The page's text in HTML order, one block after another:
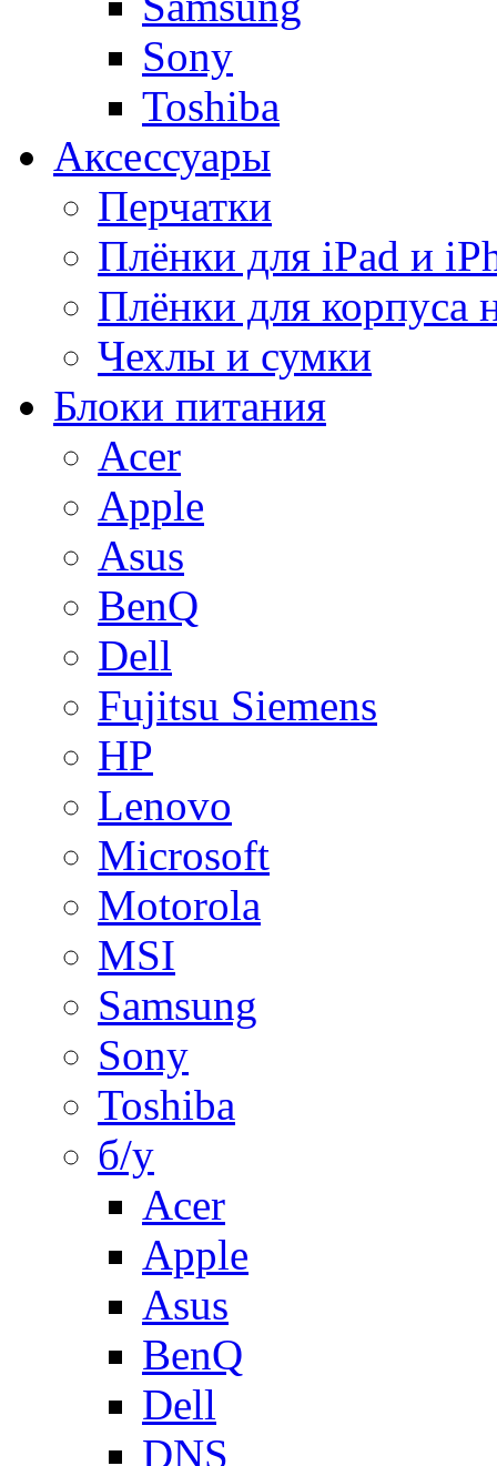
Sony
Toshiba
Аксессуары
Перчатки
Плёнки для iPad и
Плёнки для корпуса
Чехлы и сумки
Блоки питания
Acer
Apple
Asus
BenQ
Dell
Fujitsu Siemens
HP
Lenovo
Microsoft
Motorola
MSI
Samsung
Sony
Toshiba
б/у
Acer
Apple
Asus
BenQ
Dell
DNS